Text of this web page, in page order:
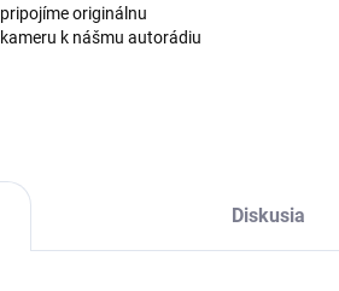
pripojíme originálnu
kameru k nášmu autorádiu
Diskusia